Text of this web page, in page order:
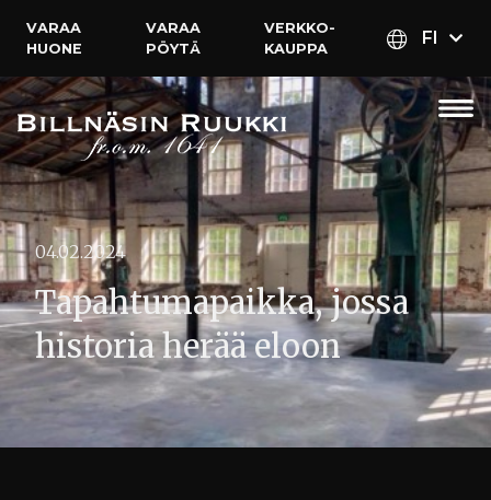
VARAA
HUONE
VARAA
PÖYTÄ
VERKKO­
KAUPPA
FI
04.02.2024
Tapahtumapaikka, jossa
historia herää eloon